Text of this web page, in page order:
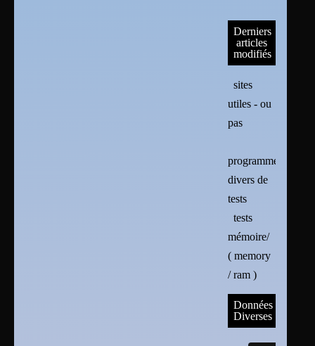
Derniers
articles
modifiés
sites
utiles - ou
pas
programmes
divers de
tests
tests
mémoire/
( memory
/ ram )
Données
Diverses